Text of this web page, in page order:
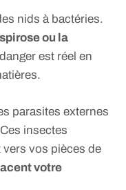
nids à bactéries.
ou la
est réel en
parasites externes
insectes
vos pièces de
votre